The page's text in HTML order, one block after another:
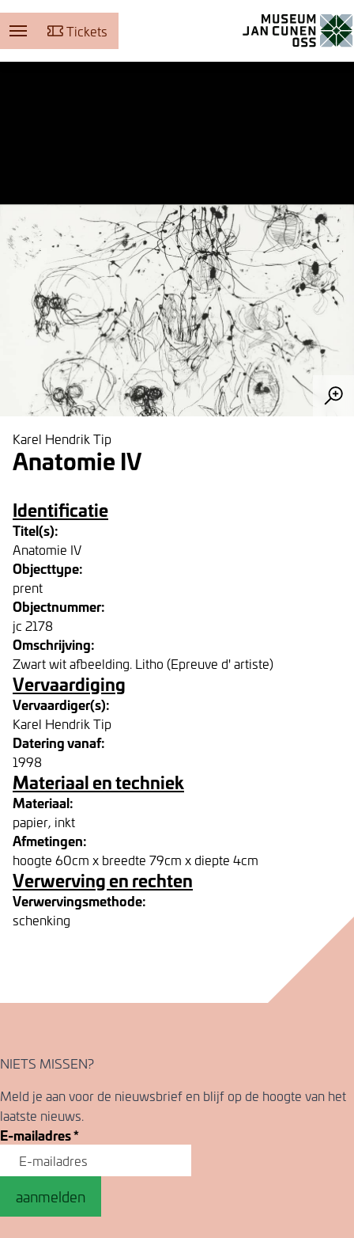
Tickets
Karel Hendrik Tip
Anatomie IV
Identificatie
Titel(s):
Anatomie IV
Objecttype:
prent
Objectnummer:
jc 2178
Omschrijving:
Zwart wit afbeelding. Litho (Epreuve d' artiste)
Vervaardiging
Vervaardiger(s):
Karel Hendrik Tip
Datering vanaf:
1998
Materiaal en techniek
Materiaal:
papier, inkt
Afmetingen:
hoogte 60cm x breedte 79cm x diepte 4cm
Verwerving en rechten
Verwervingsmethode:
schenking
NIETS MISSEN?
Meld je aan voor de nieuwsbrief en blijf op de hoogte van het
laatste nieuws.
E-mailadres*
aanmelden